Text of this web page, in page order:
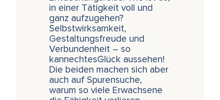
in einer Tätigkeit voll und
ganz aufzugehen?
Selbstwirksamkeit,
Gestaltungsfreude und
Verbundenheit – so
kannechtesGlück aussehen!
Die beiden machen sich aber
auch auf Spurensuche,
warum so viele Erwachsene